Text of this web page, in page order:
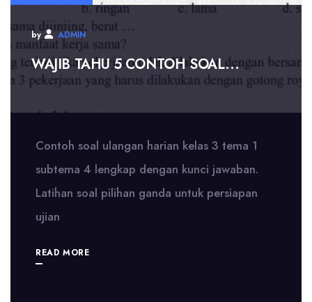
by ADMIN
WAJIB TAHU 5 CONTOH SOAL...
Contoh soal ulangan harian kelas 3 tema 1
subtema 4 lengkap dengan kunci jawaban.
Latihan soal pilihan ganda untuk persiapan
ujian
READ MORE